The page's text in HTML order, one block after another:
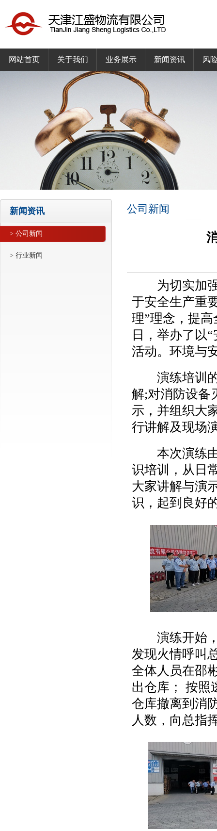
网站首页 关于我们 业务展示 新闻资讯 风
新闻资讯
> 公司新闻
> 行业新闻
公司新闻
为切实加强
于安全生产重
理”理念，提
日，举办了以
活动。环境与
演练培训的
解;对消防设备
示，并组织大
行讲解及现场
本次演练由
识培训，从日
大家讲解与演
识，起到良好
演练开始，
发现火情呼叫
全体人员在邵
出仓库； 按照
仓库撤离到消
人数，向总指